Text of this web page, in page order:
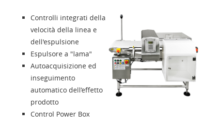
Presentazione
Contatti
Solution Designer
Login
Controlli integrati della
velocità della linea e
dell'espulsione
Espulsore a "lama"
Autoacquisizione ed
inseguimento
automatico dell’effetto
prodotto
Control Power Box